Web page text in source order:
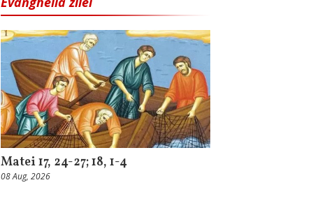
Matei 17, 24-27; 18, 1-4
08 Aug, 2026